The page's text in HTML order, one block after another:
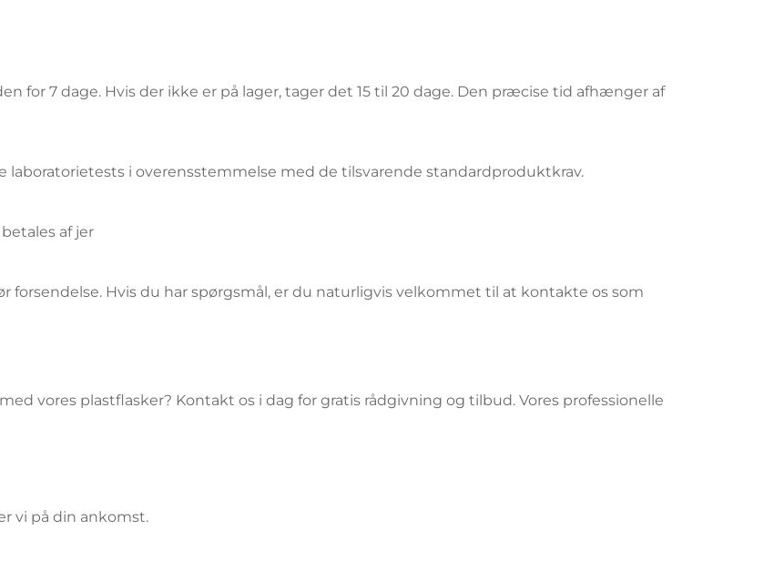
for 7 dage. Hvis der ikke er på lager, tager det 15 til 20 dage. Den præcise tid afhænger af
laboratorietests i overensstemmelse med de tilsvarende standardproduktkrav.
af jer
forsendelse. Hvis du har spørgsmål, er du naturligvis velkommet til at kontakte os som
vores plastflasker? Kontakt os i dag for gratis rådgivning og tilbud. Vores professionelle
vi på din ankomst.